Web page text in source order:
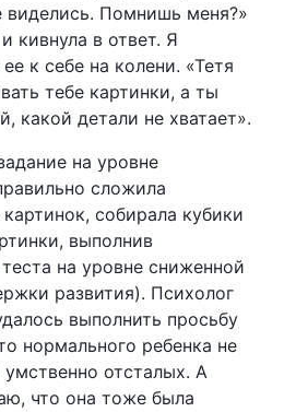
Помнишь меня?»
кивнула в ответ. Я
к себе на колени. «Тетя
тебе картинки, а ты
какой детали не хватает».
на уровне
сложила
собирала кубики
выполнив
на уровне сниженной
развития). Психолог
выполнить просьбу
нормального ребенка не
отсталых. А
что она тоже была